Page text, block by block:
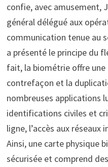
confie, avec amusement,
général délégué aux
communication tenue au
a présenté le principe du
fait, la biométrie offre
contrefaçon et la
nombreuses applications
identifications civiles et
ligne, l’accès aux
Ainsi, une carte physique
sécurisée et comprend